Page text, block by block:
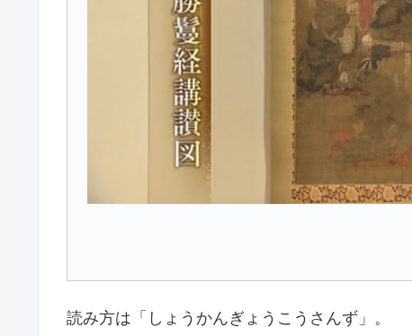
読み方は「しょうかんぎょうこうさんず」。